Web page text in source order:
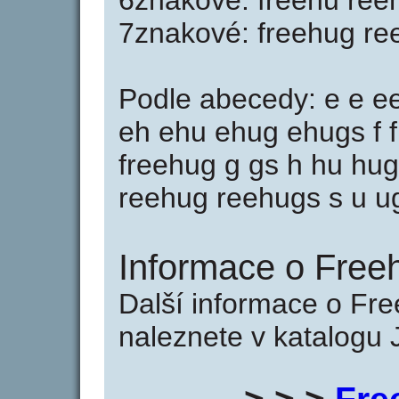
7znakové: freehug
Podle abecedy: e e
eh ehu ehug ehugs f
freehug g gs h hu
reehug reehugs s u
Informace o
Další informace o
naleznete v katalogu